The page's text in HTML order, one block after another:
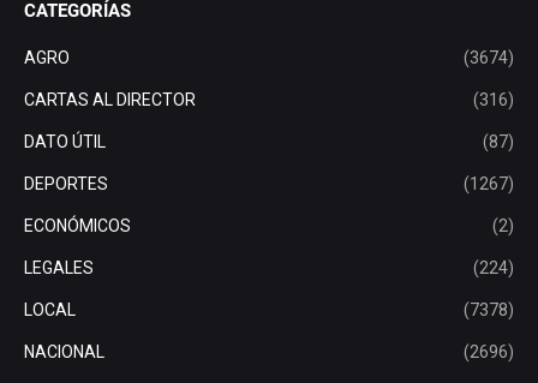
CATEGORÍAS
AGRO (3674)
CARTAS AL DIRECTOR (316)
DATO ÚTIL (87)
DEPORTES (1267)
ECONÓMICOS (2)
LEGALES (224)
LOCAL (7378)
NACIONAL (2696)